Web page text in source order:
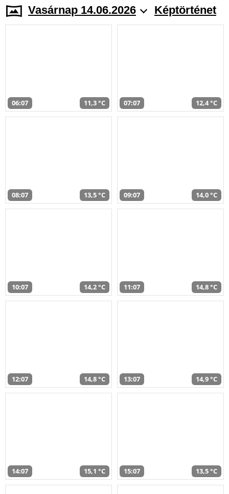
Vasárnap 14.06.2026 Képtörténet
06:07 11,3 °C 07:07 12,4 °C
08:07 13,5 °C 09:07 14,0 °C
10:07 14,2 °C 11:07 14,8 °C
12:07 14,8 °C 13:07 14,9 °C
14:07 15,1 °C 15:07 13,5 °C